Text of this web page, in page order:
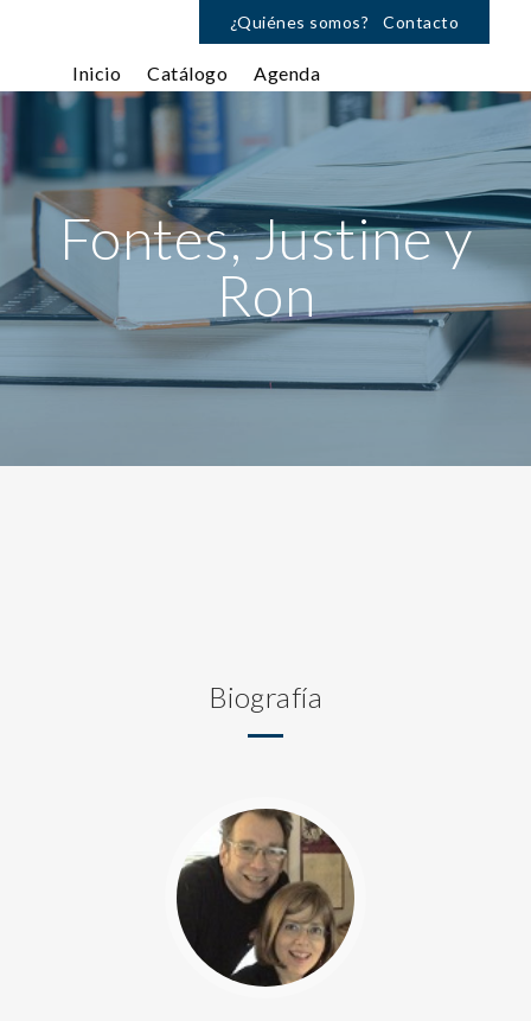
¿Quiénes somos? Contacto
Inicio Catálogo Agenda
Fontes, Justine y
Ron
Biografía